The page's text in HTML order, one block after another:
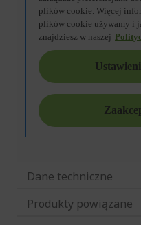
Dane techniczne
Produkty powiązane